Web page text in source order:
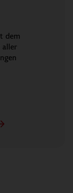
dem